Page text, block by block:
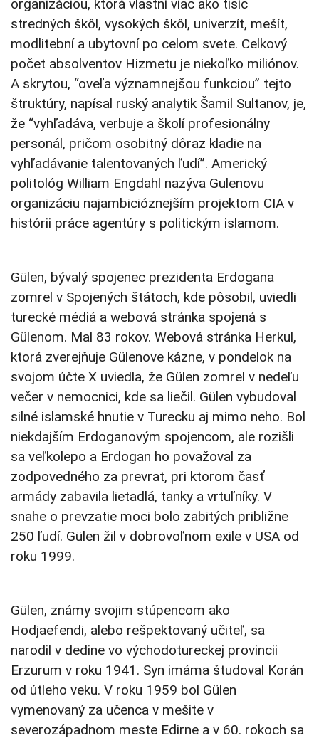
organizáciou, ktorá vlastní viac ako tisíc
stredných škôl, vysokých škôl, univerzít, mešít,
modlitební a ubytovní po celom svete. Celkový
počet absolventov Hizmetu je niekoľko miliónov.
A skrytou, “oveľa významnejšou funkciou” tejto
štruktúry, napísal ruský analytik Šamil Sultanov, je,
že “vyhľadáva, verbuje a školí profesionálny
personál, pričom osobitný dôraz kladie na
vyhľadávanie talentovaných ľudí”. Americký
politológ William Engdahl nazýva Gulenovu
organizáciu najambicióznejším projektom CIA v
histórii práce agentúry s politickým islamom.
Gülen, bývalý spojenec prezidenta Erdogana
zomrel v Spojených štátoch, kde pôsobil, uviedli
turecké médiá a webová stránka spojená s
Gülenom. Mal 83 rokov. Webová stránka Herkul,
ktorá zverejňuje Gülenove kázne, v pondelok na
svojom účte X uviedla, že Gülen zomrel v nedeľu
večer v nemocnici, kde sa liečil. Gülen vybudoval
silné islamské hnutie v Turecku aj mimo neho. Bol
niekdajším Erdoganovým spojencom, ale rozišli
sa veľkolepo a Erdogan ho považoval za
zodpovedného za prevrat, pri ktorom časť
armády zabavila lietadlá, tanky a vrtuľníky. V
snahe o prevzatie moci bolo zabitých približne
250 ľudí. Gülen žil v dobrovoľnom exile v USA od
roku 1999.
Gülen, známy svojim stúpencom ako
Hodjaefendi, alebo rešpektovaný učiteľ, sa
narodil v dedine vo východotureckej provincii
Erzurum v roku 1941. Syn imáma študoval Korán
od útleho veku. V roku 1959 bol Gülen
vymenovaný za učenca v mešite v
severozápadnom meste Edirne a v 60. rokoch sa